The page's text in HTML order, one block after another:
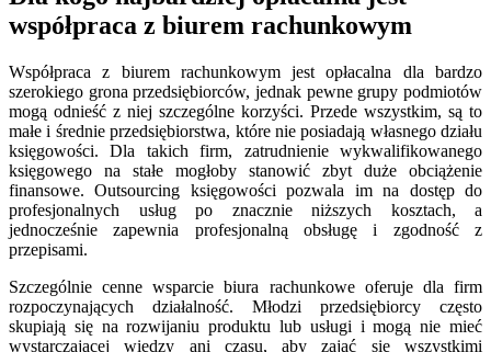
współpraca z biurem rachunkowym
Współpraca z biurem rachunkowym jest opłacalna dla bardzo
szerokiego grona przedsiębiorców, jednak pewne grupy podmiotów
mogą odnieść z niej szczególne korzyści. Przede wszystkim, są to
małe i średnie przedsiębiorstwa, które nie posiadają własnego działu
księgowości. Dla takich firm, zatrudnienie wykwalifikowanego
księgowego na stałe mogłoby stanowić zbyt duże obciążenie
finansowe. Outsourcing księgowości pozwala im na dostęp do
profesjonalnych usług po znacznie niższych kosztach, a
jednocześnie zapewnia profesjonalną obsługę i zgodność z
przepisami.
Szczególnie cenne wsparcie biura rachunkowe oferuje dla firm
rozpoczynających działalność. Młodzi przedsiębiorcy często
skupiają się na rozwijaniu produktu lub usługi i mogą nie mieć
wystarczającej wiedzy ani czasu, aby zająć się wszystkimi